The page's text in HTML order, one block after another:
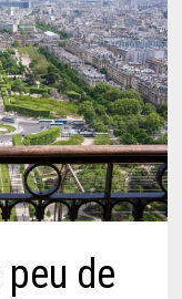
de